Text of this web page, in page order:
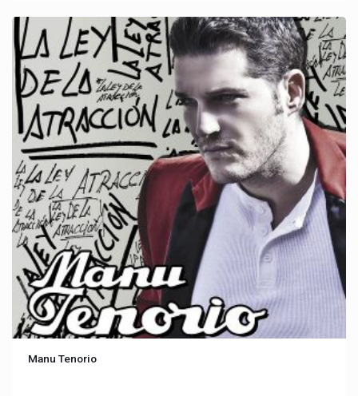
Manu Tenorio